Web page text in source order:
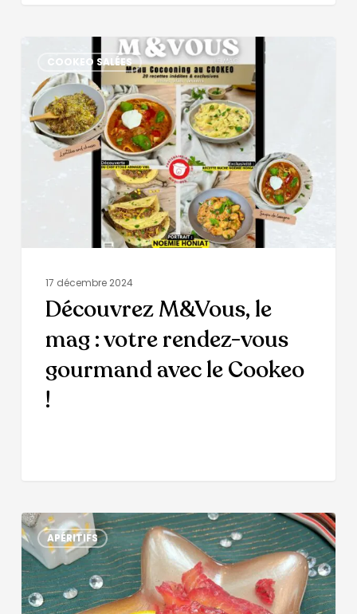
COOKEO SALÉES
17 décembre 2024
Découvrez M&Vous, le
mag : votre rendez-vous
gourmand avec le Cookeo
!
APÉRITIFS